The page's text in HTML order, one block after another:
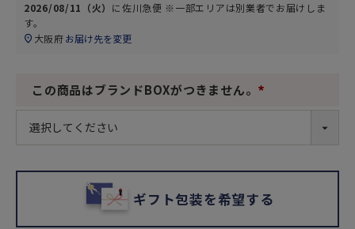
2026/08/11（火） に佐川急便 ※一部エリアは別業者でお届けしま
す。
大阪府お届け先を変更
この商品はブランドBOXがつきません。
ギフト包装を希望する